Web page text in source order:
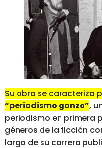
Su obra se caracteriza
“periodismo gonzo”,
periodismo en primera
géneros de la ficción
largo de su carrera